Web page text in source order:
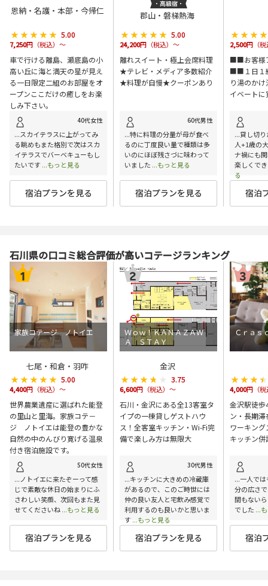
恩納・名護・本部・今帰仁
★★★★★
★★★★★ 5.00
7,250円（税込）～
車で行ける離島、瀬底島の小
高い丘に海と満天の星が見え
る一日限定二組のお部屋をオ
ープンここだけの癒しをお楽
しみ下さい。
40代女性
...スカイテラスに上がってみ
る眺めもまた格別で次はスカ
イテラスでバーベキューもし
たいです ...もっと見る
宿泊プランを見る
郡山・磐梯熱海
★★★★★
★★★★★ 5.00
24,200円（税込）～
離れスイート・極上会席料理
★テレビ・メディア多数紹介
★料理が自慢★クーポンあり
60代男性
...特に料理の分量が母が食べ
るのに丁度良い量で種類は多
いのにほぼ残さづに味わって
いました ...もっと見る
宿泊プランを見る
2,500円（
■■お客様
■■１日１
り湯のか
イベート
...貸し切
人+1歳の
ナ禍にも
楽しくで
る
宿泊
石川県の口コミ総合評価が高いコテージランキング
家族コテージ ノトイエ
七尾・和倉・羽咋
★★★★★
★★★★★ 5.00
4,400円（税込）～
世界農業遺産に選ばれた能登
の里山と里海。家族コテ－
ジ ノトイエは能登の豊かな
自然の中のんびり寛げる温泉
付き宿泊施設です。
50代女性
...ノトイエに来たぞーって感
じで素敵な休日の始まりにふ
さわしい笑顔、次回もまた見
せてくださいね...もっと見る
宿泊プランを見る
Ｗｏｗ！ＫＡＮＡＺＡＷ
Ａ ＳＴＡＹ
金沢
★★★★★
★★★★★ 3.75
6,600円（税込）～
石川・金沢にある全13客室タ
イプの一棟貸しゲストハウ
ス！全客室キッチン・Wi-Fi完
備で楽しみ方は無限大
30代男性
...キッチンに大きめの冷蔵庫
があるので、このご時世には
仲の良い友人と宅飲み感覚で
利用するのも良いかと思いま
す...もっと見る
宿泊プランを見る
Ｃｒａ
4,000円（
金沢駅徒
ン・長期
ワーキン
キッチン
...一人で
分の広さ
間もない
でした ...
宿泊